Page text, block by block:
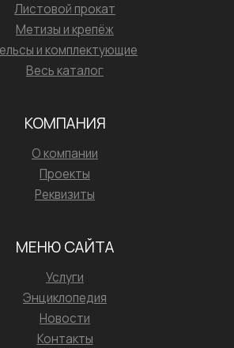
Листовой прокат
Метизы и крепёж
и комплектующие
Весь каталог
КОМПАНИЯ
О компании
Проекты
Реквизиты
МЕНЮ САЙТА
Услуги
Энциклопедия
Новости
Контакты